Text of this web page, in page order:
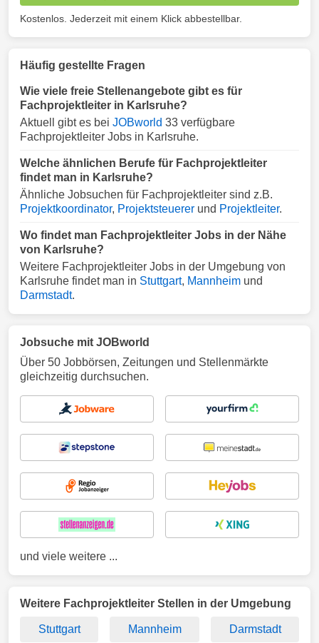
Kostenlos. Jederzeit mit einem Klick abbestellbar.
Häufig gestellte Fragen
Wie viele freie Stellenangebote gibt es für
Fachprojektleiter in Karlsruhe?
Aktuell gibt es bei JOBworld 33 verfügbare
Fachprojektleiter Jobs in Karlsruhe.
Welche ähnlichen Berufe für Fachprojektleiter
findet man in Karlsruhe?
Ähnliche Jobsuchen für Fachprojektleiter sind z.B.
Projektkoordinator, Projektsteuerer und Projektleiter.
Wo findet man Fachprojektleiter Jobs in der Nähe
von Karlsruhe?
Weitere Fachprojektleiter Jobs in der Umgebung von
Karlsruhe findet man in Stuttgart, Mannheim und
Darmstadt.
Jobsuche mit JOBworld
Über 50 Jobbörsen, Zeitungen und Stellenmärkte
gleichzeitig durchsuchen.
und viele weitere ...
Weitere Fachprojektleiter Stellen in der Umgebung
Stuttgart Mannheim Darmstadt